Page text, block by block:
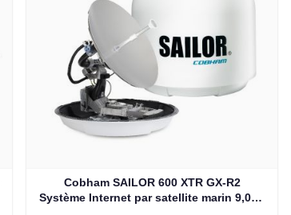
Cobham SAILOR 600 XTR GX-R2
Système Internet par satellite marin 9,0 W